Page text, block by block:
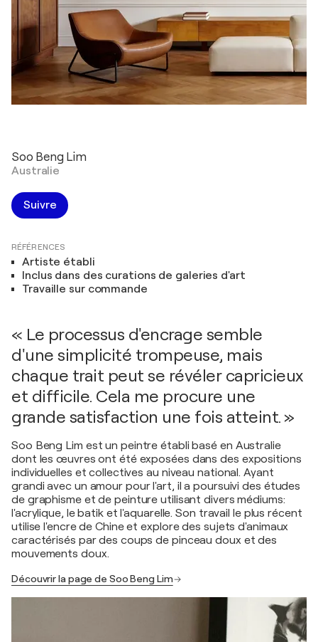
Soo Beng Lim
Australie
Suivre
RÉFÉRENCES
Artiste établi
Inclus dans des curations de galeries d'art
Travaille sur commande
« Le processus d'encrage semble
d'une simplicité trompeuse, mais
chaque trait peut se révéler capricieux
et difficile. Cela me procure une
grande satisfaction une fois atteint. »
Soo Beng Lim est un peintre établi basé en Australie
dont les œuvres ont été exposées dans des expositions
individuelles et collectives au niveau national. Ayant
grandi avec un amour pour l'art, il a poursuivi des études
de graphisme et de peinture utilisant divers médiums:
l'acrylique, le batik et l'aquarelle. Son travail le plus récent
utilise l'encre de Chine et explore des sujets d'animaux
caractérisés par des coups de pinceau doux et des
mouvements doux.
Découvrir la page de Soo Beng Lim